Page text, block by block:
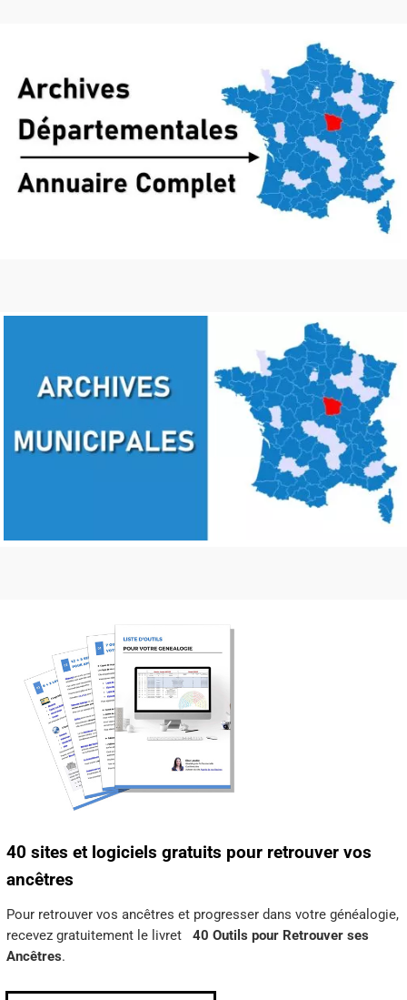
40 sites et logiciels gratuits pour retrouver vos
ancêtres
Pour retrouver vos ancêtres et progresser dans votre généalogie,
recevez gratuitement le livret 40 Outils pour Retrouver ses
Ancêtres.